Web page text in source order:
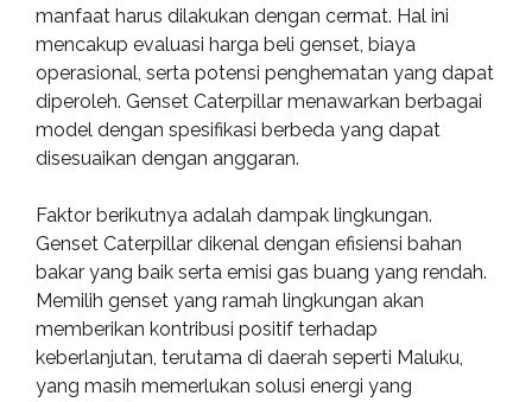
manfaat harus dilakukan dengan cermat. Hal ini
mencakup evaluasi harga beli genset, biaya
operasional, serta potensi penghematan yang dapat
diperoleh. Genset Caterpillar menawarkan berbagai
model dengan spesifikasi berbeda yang dapat
disesuaikan dengan anggaran.
Faktor berikutnya adalah dampak lingkungan.
Genset Caterpillar dikenal dengan efisiensi bahan
bakar yang baik serta emisi gas buang yang rendah.
Memilih genset yang ramah lingkungan akan
memberikan kontribusi positif terhadap
keberlanjutan, terutama di daerah seperti Maluku,
yang masih memerlukan solusi energi yang